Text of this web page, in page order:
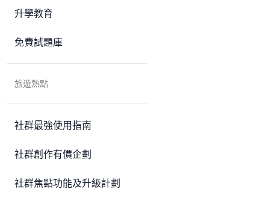
升學教育
免費試題庫
旅遊熱點
社群最強使用指南
社群創作有價企劃
社群焦點功能及升級計劃